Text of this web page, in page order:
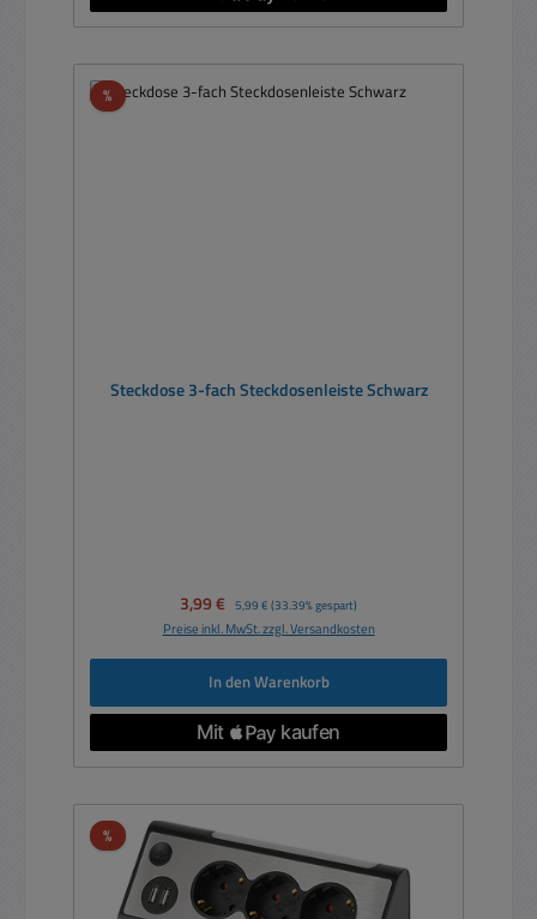
%Rabatt
Steckdose 3-fach Steckdosenleiste Schwarz
Verkaufspreis:
3,99 € Regulärer Preis:
5,99 € (33.39% gespart)
Preise inkl. MwSt. zzgl. Versandkosten
In den Warenkorb
%Rabatt